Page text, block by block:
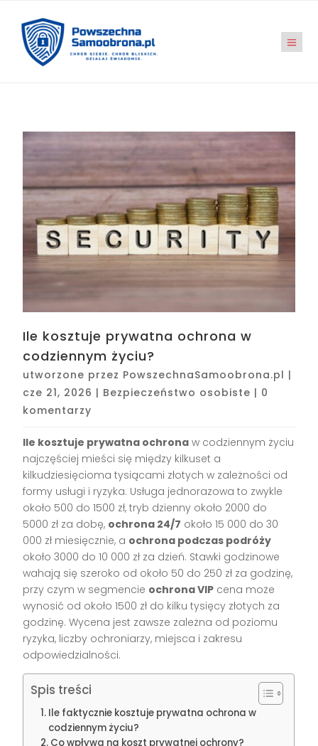
Ile kosztuje prywatna ochrona w
codziennym życiu?
utworzone przez PowszechnaSamoobrona.pl |
cze 21, 2026 | Bezpieczeństwo osobiste | 0
komentarzy
Ile kosztuje prywatna ochrona w codziennym życiu
najczęściej mieści się między kilkuset a
kilkudziesięcioma tysiącami złotych w zależności od
formy usługi i ryzyka. Usługa jednorazowa to zwykle
około 500 do 1500 zł, tryb dzienny około 2000 do
5000 zł za dobę, ochrona 24/7 około 15 000 do 30
000 zł miesięcznie, a ochrona podczas podróży
około 3000 do 10 000 zł za dzień. Stawki godzinowe
wahają się szeroko od około 50 do 250 zł za godzinę,
przy czym w segmencie ochrona VIP cena może
wynosić od około 1500 zł do kilku tysięcy złotych za
godzinę. Wycena jest zawsze zależna od poziomu
ryzyka, liczby ochroniarzy, miejsca i zakresu
odpowiedzialności.
Spis treści
Ile faktycznie kosztuje prywatna ochrona w
codziennym życiu?
Co wpływa na koszt prywatnej ochrony?